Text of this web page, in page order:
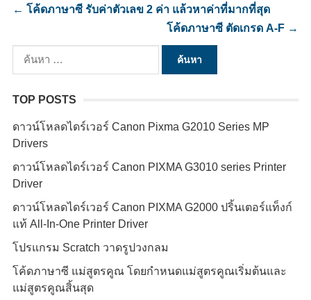
← โค้ดภาษาซี รับค่าตัวเลข 2 ค่า แล้วหาค่าที่มากที่สุด
โค้ดภาษาซี ตัดเกรด A-F →
ค้นหา
สำหรับ:
TOP POSTS
ดาวน์โหลดไดร์เวอร์ Canon Pixma G2010 Series MP
Drivers
ดาวน์โหลดไดร์เวอร์ Canon PIXMA G3010 series Printer
Driver
ดาวน์โหลดไดร์เวอร์ Canon PIXMA G2000 ปริ้นเตอร์แท็งก์
แท้ All-In-One Printer Driver
โปรแกรม Scratch วาดรูปวงกลม
โค้ดภาษาซี แม่สูตรคูณ โดยกำหนดแม่สูตรคูณเริ่มต้นและ
แม่สูตรคูณสิ้นสุด